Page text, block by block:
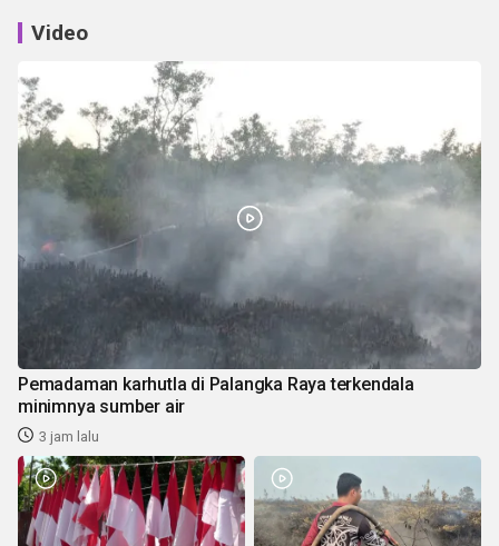
Video
Pemadaman karhutla di Palangka Raya terkendala
minimnya sumber air
3 jam lalu